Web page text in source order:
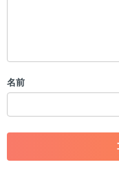
・一度削除された投
・アカウントの売買
・各ゲームのネタバ
・その他、管理者が
名前